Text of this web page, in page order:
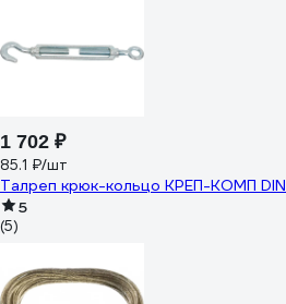
1 702 ₽
85.1 ₽/шт
Талреп крюк-кольцо КРЕП-КОМП
5
(5)